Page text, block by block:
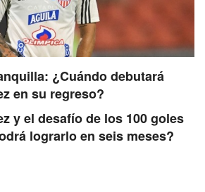
¿Cuándo debutará
en su regreso?
y el desafío de los 100 goles
lograrlo en seis meses?